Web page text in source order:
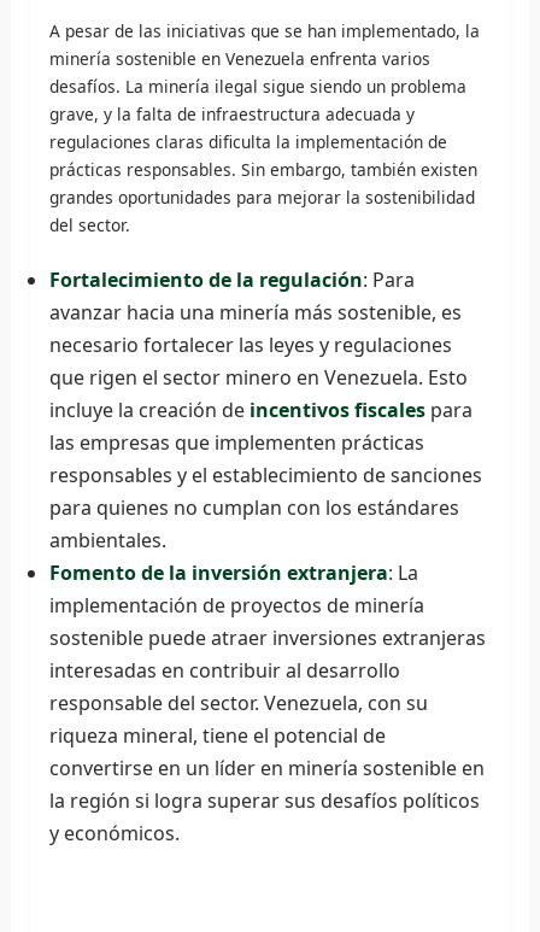
A pesar de las iniciativas que se han implementado, la
minería sostenible en Venezuela enfrenta varios
desafíos. La minería ilegal sigue siendo un problema
grave, y la falta de infraestructura adecuada y
regulaciones claras dificulta la implementación de
prácticas responsables. Sin embargo, también existen
grandes oportunidades para mejorar la sostenibilidad
del sector.
Fortalecimiento de la regulación: Para
avanzar hacia una minería más sostenible, es
necesario fortalecer las leyes y regulaciones
que rigen el sector minero en Venezuela. Esto
incluye la creación de incentivos fiscalespara
las empresas que implementen prácticas
responsables y el establecimiento de sanciones
para quienes no cumplan con los estándares
ambientales.
Fomento de la inversión extranjera: La
implementación de proyectos de minería
sostenible puede atraer inversiones extranjeras
interesadas en contribuir al desarrollo
responsable del sector. Venezuela, con su
riqueza mineral, tiene el potencial de
convertirse en un líder en minería sostenible en
la región si logra superar sus desafíos políticos
y económicos.